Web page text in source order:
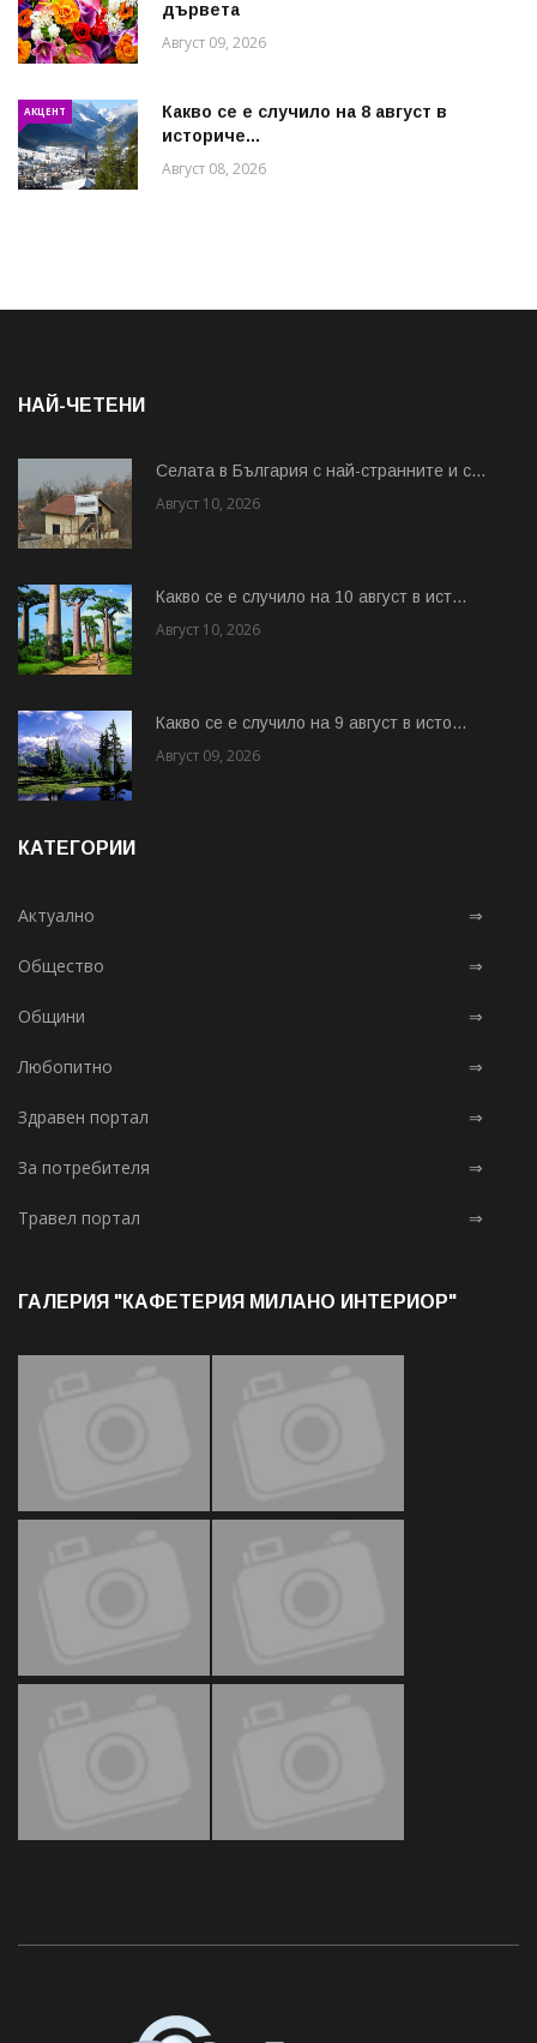
дървета
Август 09, 2026
АКЦЕНТ
Какво се е случило на 8 август в
историче...
Август 08, 2026
НАЙ-ЧЕТЕНИ
Cелата в България с най-странните и с...
Август 10, 2026
Какво се е случило на 10 август в ист...
Август 10, 2026
Какво се е случило на 9 август в исто...
Август 09, 2026
КАТЕГОРИИ
Актуално ⇒
Общество ⇒
Общини ⇒
Любопитно ⇒
Здравен портал ⇒
За потребителя ⇒
Травел портал ⇒
ГАЛЕРИЯ "КАФЕТЕРИЯ МИЛАНО ИНТЕРИОР"